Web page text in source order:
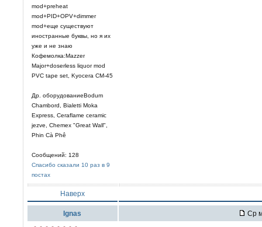
mod+preheat
mod+PID+OPV+dimmer
mod+еще существуют
иностранные буквы, но я их
уже и не знаю
Кофемолка:Mazzer
Major+doserless liquor mod
PVC tape set, Kyocera CM-45
Др. оборудованиеBodum
Chambord, Bialetti Moka
Express, Ceraflame ceramic
jezve, Chemex "Great Wall",
Phin Cà Phê
Сообщений: 128
Спасибо сказали 10 раз в 9
постах
Наверх
Ignas Ср